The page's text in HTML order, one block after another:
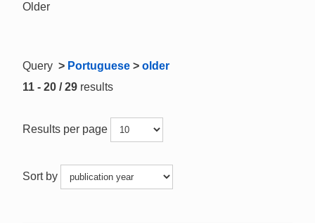
Older
Query > Portuguese > older
11 - 20 / 29 results
Results per page
Sort by